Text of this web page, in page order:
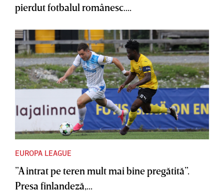
pierdut fotbalul românesc....
EUROPA LEAGUE
”A intrat pe teren mult mai bine pregătită”.
Presa finlandeză,...